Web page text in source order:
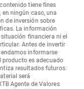
tiene fines
ningún caso, una
de inversión sobre
La información
financiera ni el
Antes de invertir
informarse
producto es adecuado
resultados futuros.
será
Agente de Valores